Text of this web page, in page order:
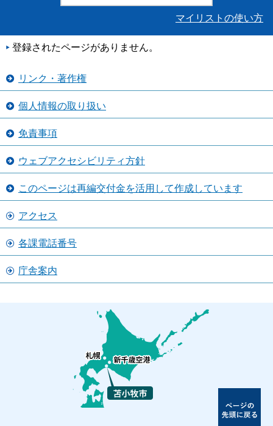
マイリストの使い方
登録されたページがありません。
リンク・著作権
個人情報の取り扱い
免責事項
ウェブアクセシビリティ方針
このページは再編交付金を活用して作成しています
アクセス
各課電話番号
庁舎案内